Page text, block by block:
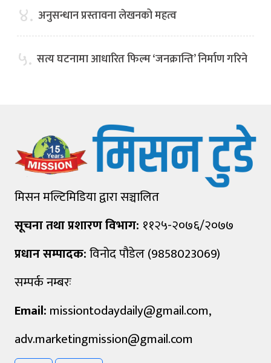
४. अनुसन्धान प्रस्तावना लेखनको महत्व
५. सत्य घटनामा आधारित फिल्म ‘जनक्रान्ति’ निर्माण गरिने
मिसन मल्टिमिडिया द्वारा सञ्चालित
सूचना तथा प्रशारण विभाग: ११२५-२०७६/२०७७
प्रधान सम्पादक:विनोद पौडेल (9858023069)
सम्पर्क नम्बरः
Email: missiontodaydaily@gmail.com,
adv.marketingmission@gmail.com